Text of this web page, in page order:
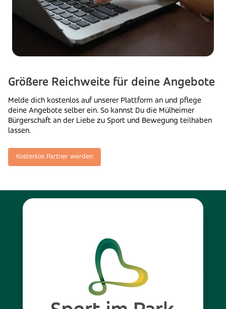
Größere Reichweite für deine Angebote
Melde dich kostenlos auf unserer Plattform an und pflege
deine Angebote selber ein. So kannst Du die Mülheimer
Bürgerschaft an der Liebe zu Sport und Bewegung teilhaben
lassen.
Kostenlos Partner werden